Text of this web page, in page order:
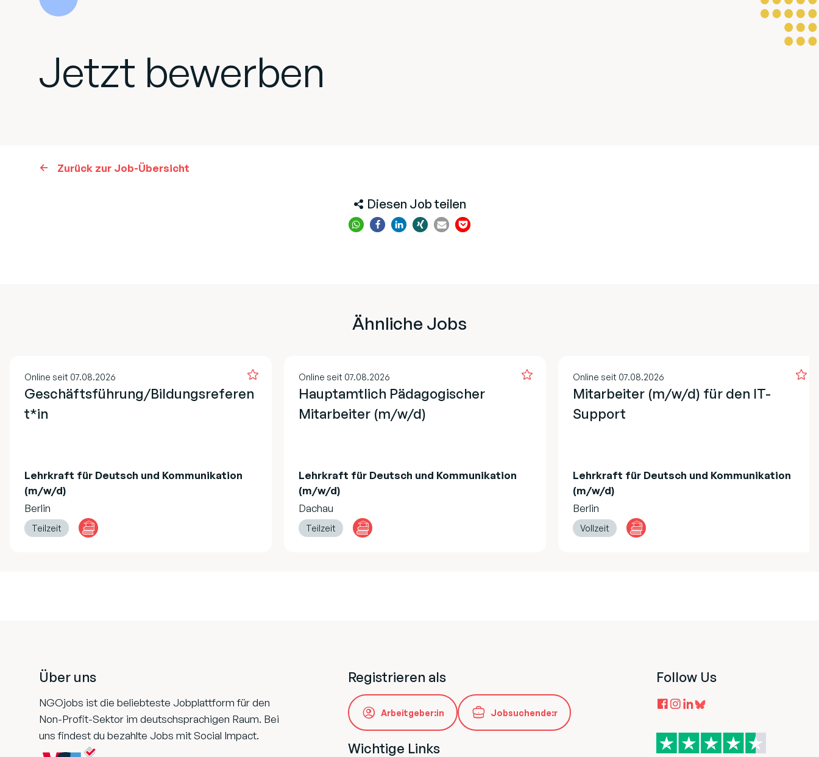
Jetzt bewerben
Zurück zur Job-Übersicht
Diesen Job teilen
Ähnliche Jobs
Online seit 07.08.2026
Geschäftsführung/Bildungsreferen
t*in
Lehrkraft für Deutsch und Kommunikation
(m/w/d)
Berlin
Teilzeit
Online seit 07.08.2026
Hauptamtlich Pädagogischer
Mitarbeiter (m/w/d)
Lehrkraft für Deutsch und Kommunikation
(m/w/d)
Dachau
Teilzeit
Online seit 07.08.2026
Mitarbeiter (m/w/d) für den IT-
Support
Lehrkraft für Deutsch und Kommunikation
(m/w/d)
Berlin
Vollzeit
Über uns
NGOjobs ist die beliebteste Jobplattform für den
Non-Profit-Sektor im deutschsprachigen Raum. Bei
uns findest du bezahlte Jobs mit Social Impact.
Registrieren als
Arbeitgeber:in Jobsuchende:r
Wichtige Links
Follow Us